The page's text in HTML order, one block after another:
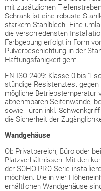
mit zusätzlichen
Schrank ist eine robuste
starkem Stahlblech. Eine
die verschiedensten
Farbgebung erfolgt in Form
Pulverbeschichtung in der
Haftungsfähigkeit gem.
EN ISO 2409: Klasse 0 bis 1
stündige Resistenztest
mögliche Betriebstemperatur
abnehmbaren Seitenwände,
sowie Türen inkl.
die Sicherheit der
Wandgehäuse
Ob Privatbereich, Büro oder
Platzverhältnissen: Mit den
der SOHO PRO Serie
möchten. Die in vier
erhältlichen Wandgehäuse